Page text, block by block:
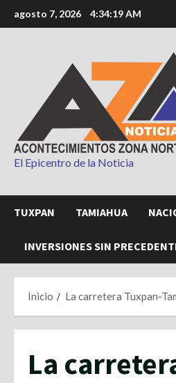
al
agosto 7, 2026 4:34:20 AM
El Epicentro de la Noticia
TUXPAN TAMIAHUA
INVERSIONES SIN
Inicio La carretera Tuxpan-
La